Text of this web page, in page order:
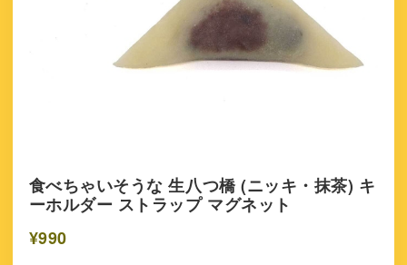
食べちゃいそうな 生八つ橋 (ニッキ・抹茶) キ
ーホルダー ストラップ マグネット
¥990